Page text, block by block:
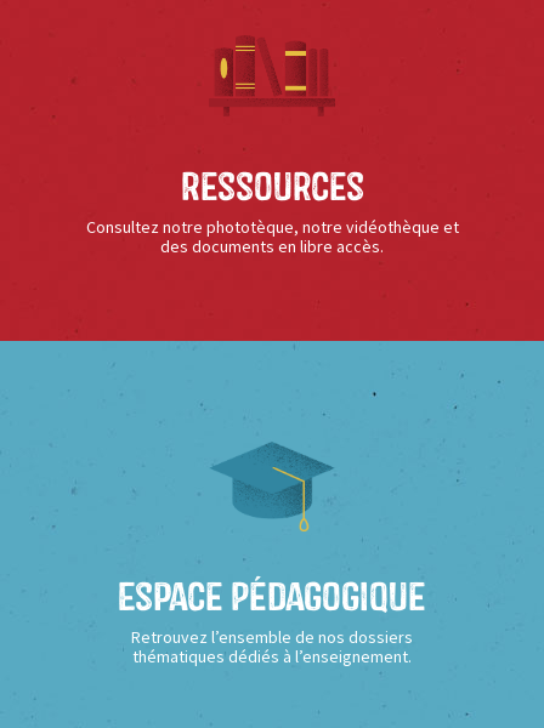
Ressources
Consultez notre phototèque, notre vidéothèque et
des documents en libre accès.
Espace Pédagogique
Retrouvez l’ensemble de nos dossiers
thématiques dédiés à l’enseignement.